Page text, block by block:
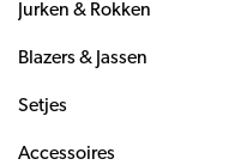
Jurken & Rokken
Blazers & Jassen
Setjes
Accessoires